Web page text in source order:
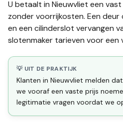
U betaalt in Nieuwvliet een
zonder voorrijkosten. Een
en een cilinderslot vervangen
slotenmaker tarieven voor een
💡 UIT DE PRAKTIJK
Klanten in Nieuwvliet melden
we vooraf een vaste prijs
legitimatie vragen voordat we